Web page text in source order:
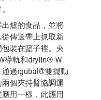
爐的食品，並將
傳送帶上抓取新
裝在籃子裡。夾
導軌和drylin® W
通過igubal®雙擺動
個夾持臂協調運
用一樣，此應用